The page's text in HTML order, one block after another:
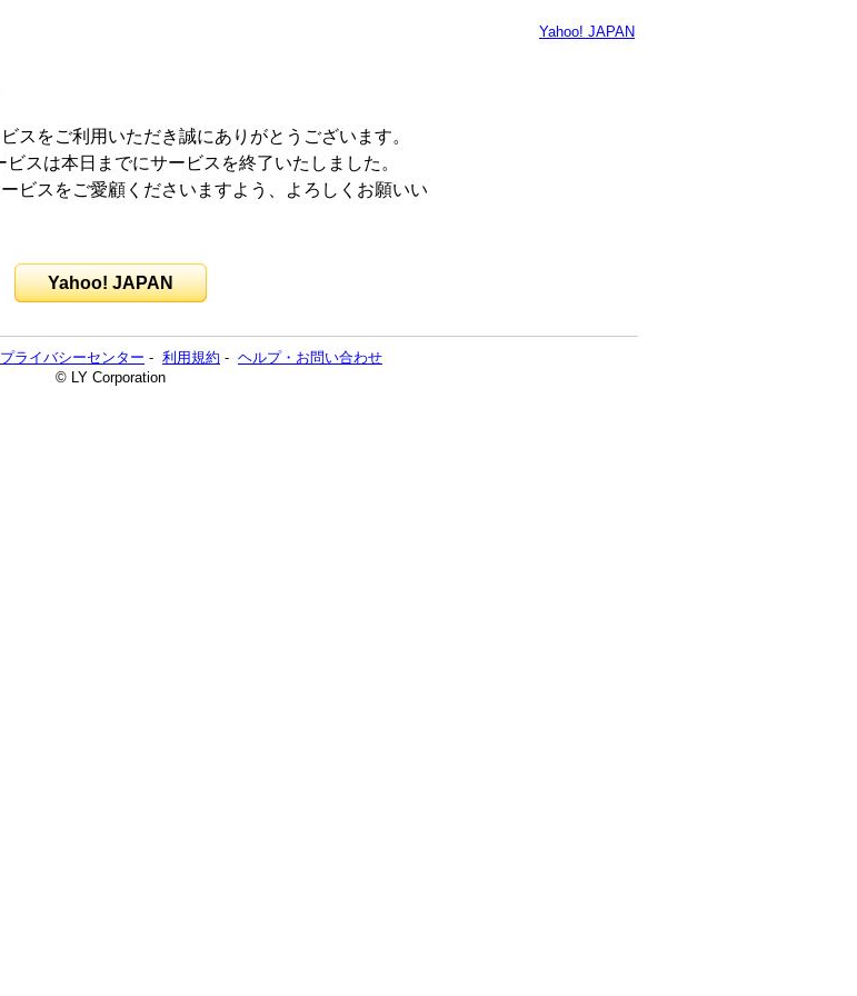
Yahoo! JAPAN
スをご利用いただき誠にありがとうございます。
スは本日までにサービスを終了いたしました。
ビスをご愛顧くださいますよう、よろしくお願いい
Yahoo! JAPAN
プライバシーセンター - 利用規約 - ヘルプ・お問い合わせ
© LY Corporation